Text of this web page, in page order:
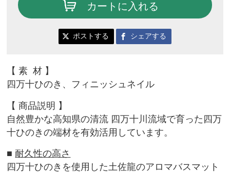
カートに入れる
ポストする シェアする
【素 材 】
四万十ひのき、 フィニッシュネイル
【 商品説明 】
自然豊かな高知県の清流 四万十川流域で育った四万
十ひのきの端材を有効活用しています。
■ 耐久性の高さ
四万十ひのきを使用した土佐龍のアロマバスマット